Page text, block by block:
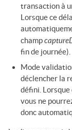
transaction à
Lorsque ce
champ
fin de journée).
Mode
déclencher la
défini. Lorsque
vous ne
donc